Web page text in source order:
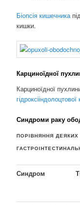
Біопсія кишечника
кишки.
Карциноїдної
Карциноїдної
Синдроми раку
ПОРІВНЯННЯ
Синдром